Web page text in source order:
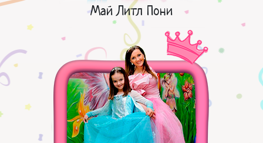
Май Литл Пони